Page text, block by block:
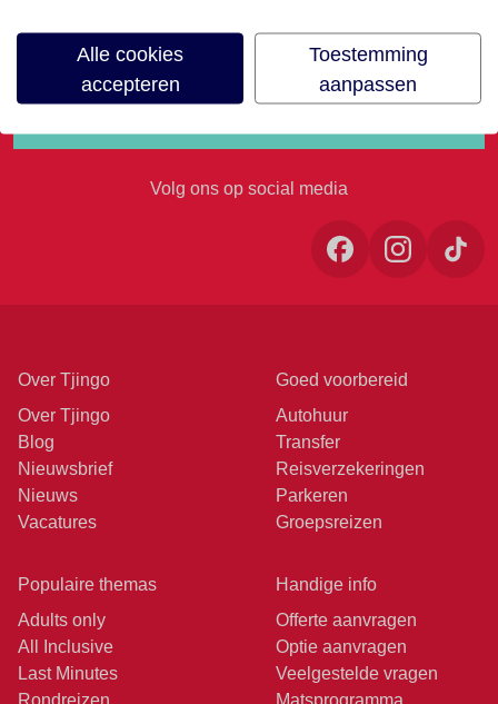
Volg ons op social media
Over Tjingo
Over Tjingo
Blog
Nieuwsbrief
Nieuws
Vacatures
Goed voorbereid
Autohuur
Transfer
Reisverzekeringen
Parkeren
Groepsreizen
Populaire themas
Adults only
All Inclusive
Last Minutes
Rondreizen
Handige info
Offerte aanvragen
Optie aanvragen
Veelgestelde vragen
Matsprogramma
Alle cookies
accepteren
Toestemming
aanpassen